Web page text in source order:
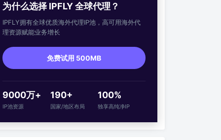
为什么选择 IPFLY 全球代理？
IPFLY拥有全球优质海外代理IP池，高可用海外代
理资源赋能业务增长
免费试用 500MB
9000万+
IP池资源
190+
国家/地区布局
100%
独享高纯净IP